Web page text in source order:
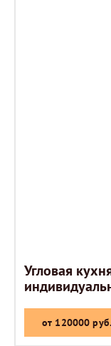
Угловая
от 120000 руб.